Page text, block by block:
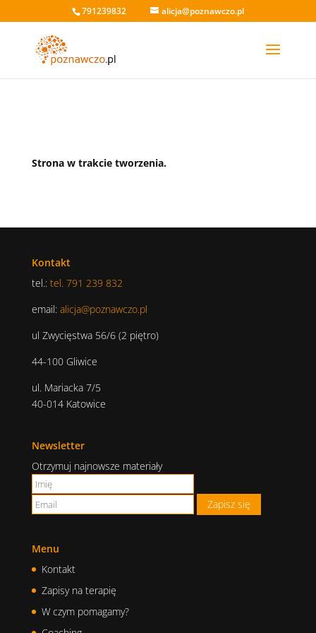
791239832 alicja@poznawczo.pl
Strona w trakcie tworzenia.
Kontakt
tel.: tel. 791 239 832
email: alicja@poznawczo.pl
ul Zwycięstwa 56/6 (2 piętro)
44-100 Gliwice
ul. Mariacka 7/5
40-014 Katowice
Newsletter
Otrzymuj najnowsze materiały
Menu
Kontakt
Zapisy na terapię
W czym pomagamy?